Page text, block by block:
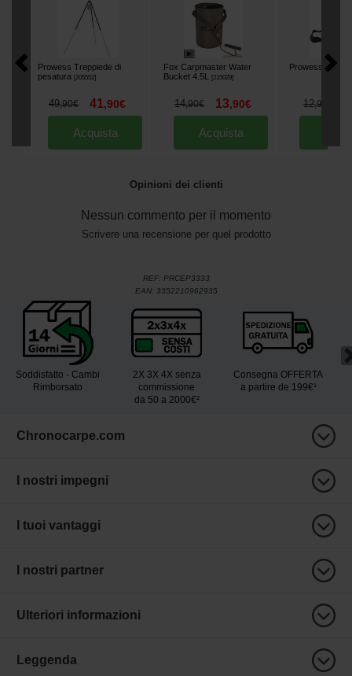
Prowess Treppiede di
pesatura
[205552]
49,90€ 41,90€
Acquista
Fox Carpmaster Water
Bucket 4.5L
[215029]
14,90€ 13,90€
Acquista
Prowess Net
12,90
Opinioni dei clienti
Nessun commento per il momento
Scrivere una recensione per quel prodotto
REF: PRCEP3333
EAN: 3352210962935
Soddisfatto - Cambi
Rimborsato
2X 3X 4X senza
commissione
da 50 a 2000€²
Consegna OFFERTA
a partire de 199€¹
Chronocarpe.com
I nostri impegni
I tuoi vantaggi
I nostri partner
Ulteriori informazioni
Leggenda